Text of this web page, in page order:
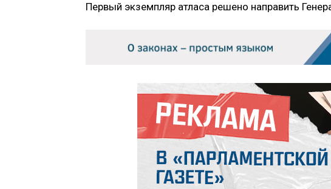
Первый экземпляр атласа решено направить